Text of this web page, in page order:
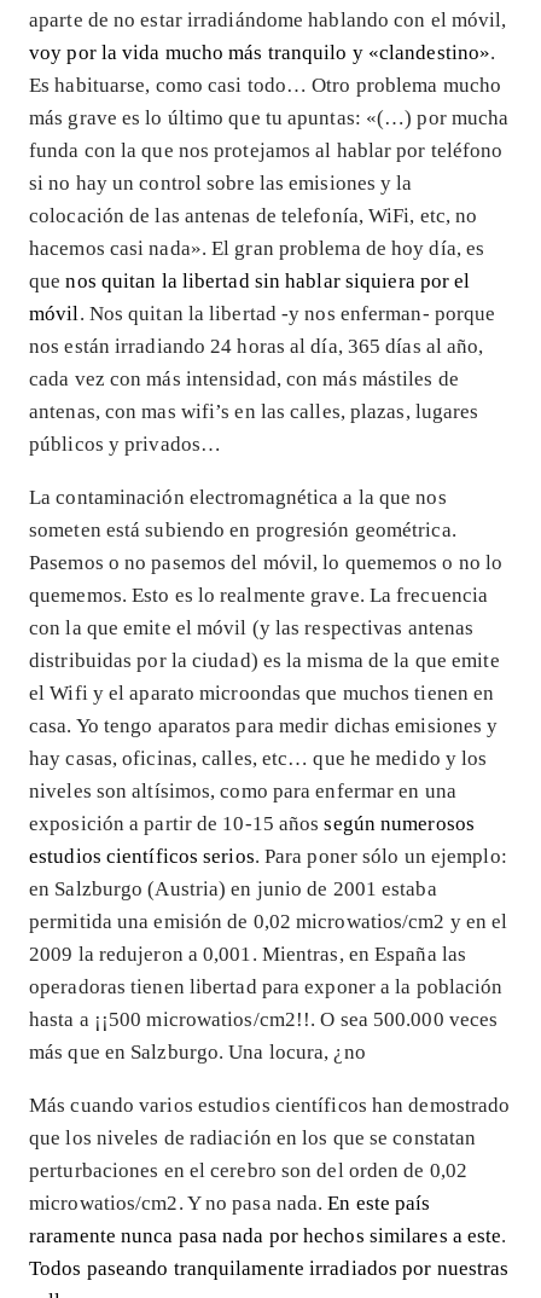
aparte de no estar irradiándome hablando con el móvil,
voy por la vida mucho más tranquilo y «clandestino».
Es habituarse, como casi todo… Otro problema mucho
más grave es lo último que tu apuntas: «(…) por mucha
funda con la que nos protejamos al hablar por teléfono
si no hay un control sobre las emisiones y la
colocación de las antenas de telefonía, WiFi, etc, no
hacemos casi nada». El gran problema de hoy día, es
quenos quitan la libertad sin hablar siquiera por el
móvil . Nos quitan la libertad -y nos enferman- porque
nos están irradiando 24 horas al día, 365 días al año,
cada vez con más intensidad, con más mástiles de
antenas, con mas wifi’s en las calles, plazas, lugares
públicos y privados…
La contaminación electromagnética a la que nos
someten está subiendo en progresión geométrica.
Pasemos o no pasemos del móvil, lo quememos o no lo
quememos. Esto es lo realmente grave. La frecuencia
con la que emite el móvil (y las respectivas antenas
distribuidas por la ciudad) es la misma de la que emite
el Wifi y el aparato microondas que muchos tienen en
casa. Yo tengo aparatos para medir dichas emisiones y
hay casas, oficinas, calles, etc… que he medido y los
niveles son altísimos, como para enfermar en una
exposición a partir de 10-15 añossegún numerosos
estudios científicos serios. Para poner sólo un ejemplo:
en Salzburgo (Austria) en junio de 2001 estaba
permitida una emisión de 0,02 microwatios/cm2 y en el
2009 la redujeron a 0,001. Mientras, en España las
operadoras tienen libertad para exponer a la población
hasta a ¡¡500 microwatios/cm2!!. O sea 500.000 veces
más que en Salzburgo. Una locura, ¿no
Más cuando varios estudios científicos han demostrado
que los niveles de radiación en los que se constatan
perturbaciones en el cerebro son del orden de 0,02
microwatios/cm2. Y no pasa nada.En este país
raramente nunca pasa nada por hechos similares a este.
Todos paseando tranquilamente irradiados por nuestras